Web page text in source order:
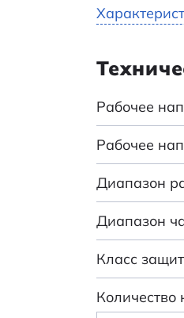
Рабочее
Рабочее
Диапазон
Диапазон
Класс
Количество